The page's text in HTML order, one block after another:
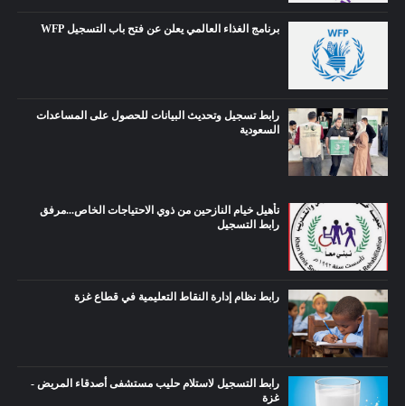
برنامج الغذاء العالمي يعلن عن فتح باب التسجيل WFP
رابط تسجيل وتحديث البيانات للحصول على المساعدات
السعودية
تأهيل خيام النازحين من ذوي الاحتياجات الخاص...مرفق
رابط التسجيل
رابط نظام إدارة النقاط التعليمية في قطاع غزة
رابط التسجيل لاستلام حليب مستشفى أصدقاء المريض -
غزة